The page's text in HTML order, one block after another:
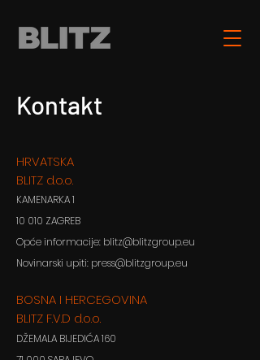
Kontakt
HRVATSKA
BLITZ d.o.o.
KAMENARKA 1
10 010 ZAGREB
Opće informacije: blitz@blitzgroup.eu
Novinarski upiti: press@blitzgroup.eu
BOSNA I HERCEGOVINA
BLITZ F.V.D d.o.o.
DŽEMALA BIJEDIĆA 160